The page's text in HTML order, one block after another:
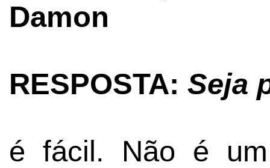
Damon
RESPOSTA: Seja
é fácil. Não é